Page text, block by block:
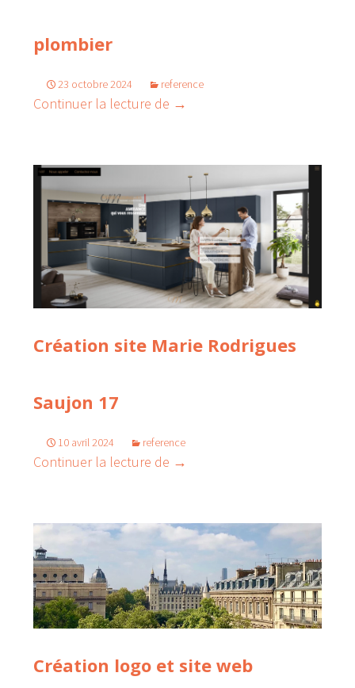
plombier
23 octobre 2024 reference
Continuer la lecture de Création contenus site web
→
Création site Marie Rodrigues
Saujon 17
10 avril 2024 reference
Continuer la lecture de Création site Marie Rodrigues
→
Création logo et site web